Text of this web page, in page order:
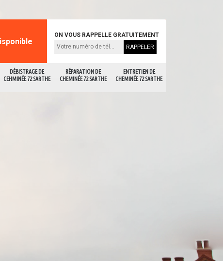
DÉBISTRAGE DE
CEHMINÉE 72 SARTHE
RÉPARATION DE
CHEMINÉE 72 SARTHE
ENTRETIEN DE
CHEMINÉE 72 SARTHE
ON VOUS RAPPELLE GRATUITEMENT